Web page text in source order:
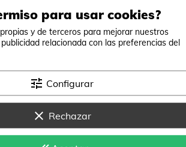
para usar cookies?
y de terceros para mejorar nuestros
relacionada con las preferencias del
tune Configurar
clear Rechazar